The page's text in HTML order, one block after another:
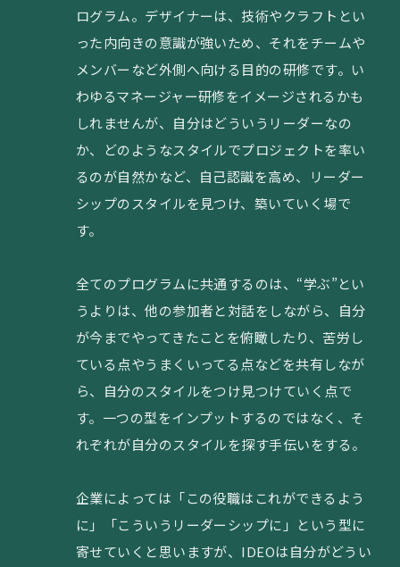
ログラム。デザイナーは、技術やクラフトとい
った内向きの意識が強いため、それをチームや
メンバーなど外側へ向ける目的の研修です。い
わゆるマネージャー研修をイメージされるかも
しれませんが、自分はどういうリーダーなの
か、どのようなスタイルでプロジェクトを率い
るのが自然かなど、自己認識を高め、リーダー
シップのスタイルを見つけ、築いていく場で
す。
全てのプログラムに共通するのは、“学ぶ”とい
うよりは、他の参加者と対話をしながら、自分
が今までやってきたことを俯瞰したり、苦労し
ている点やうまくいってる点などを共有しなが
ら、自分のスタイルをつけ見つけていく点で
す。一つの型をインプットするのではなく、そ
れぞれが自分のスタイルを探す手伝いをする。
企業によっては「この役職はこれができるよう
に」「こういうリーダーシップに」という型に
寄せていくと思いますが、IDEOは自分がどうい